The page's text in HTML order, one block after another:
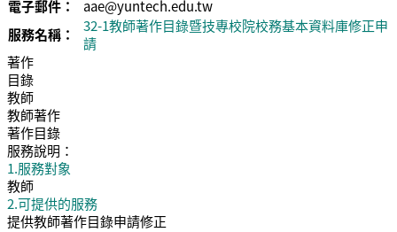
電子郵件：
aae@yuntech.edu.tw
服務名稱：
32-1教師著作目錄暨技專校院校務基本資料庫修正申
請
著作
目錄
教師
教師著作
著作目錄
服務說明：
1.服務對象
教師
2.可提供的服務
提供教師著作目錄申請修正